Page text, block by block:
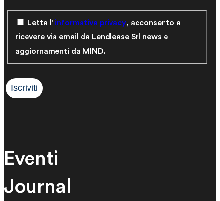
Letta l' informativa privacy, acconsento a
ricevere via email da Lendlease Srl news e
aggiornamenti da MIND.
Eventi
Journal